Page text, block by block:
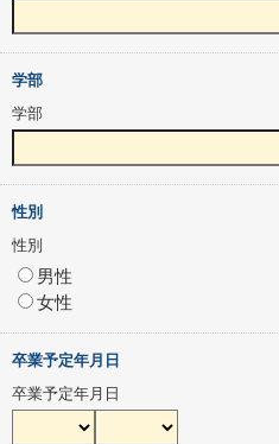
学部
学部
性別
性別
男性
女性
卒業予定年月日
卒業予定年月日